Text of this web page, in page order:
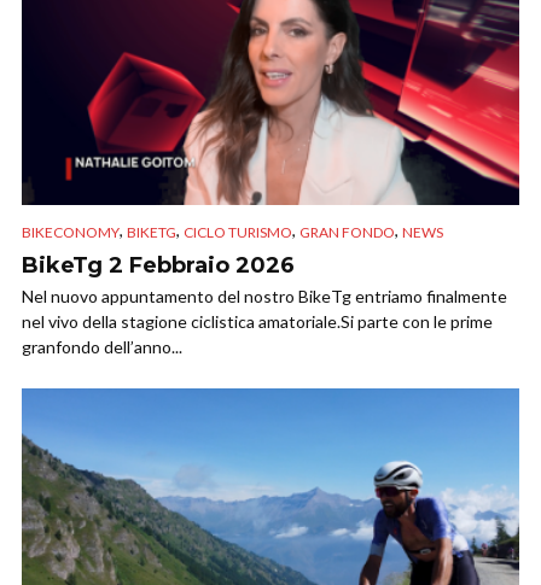
BIKECONOMY, BIKETG, CICLO TURISMO, GRAN FONDO, NEWS
BikeTg 2 Febbraio 2026
Nel nuovo appuntamento del nostro BikeTg entriamo finalmente
nel vivo della stagione ciclistica amatoriale.Si parte con le prime
granfondo dell’anno...